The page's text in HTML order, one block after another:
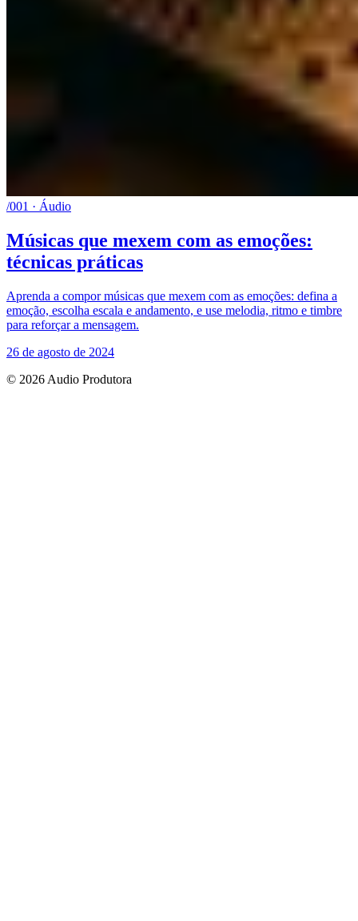
/001 · Áudio
Músicas que mexem com as emoções:
técnicas práticas
Aprenda a compor músicas que mexem com as emoções: defina a
emoção, escolha escala e andamento, e use melodia, ritmo e timbre
para reforçar a mensagem.
26 de agosto de 2024
© 2026 Audio Produtora